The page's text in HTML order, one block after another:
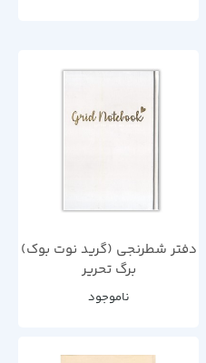
دفتر شطرنجی (گرید نوت بوک)
برگ تحریر
ناموجود